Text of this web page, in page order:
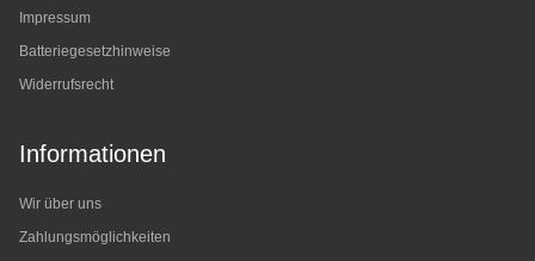
Impressum
Batteriegesetzhinweise
Widerrufsrecht
Informationen
Wir über uns
Zahlungsmöglichkeiten